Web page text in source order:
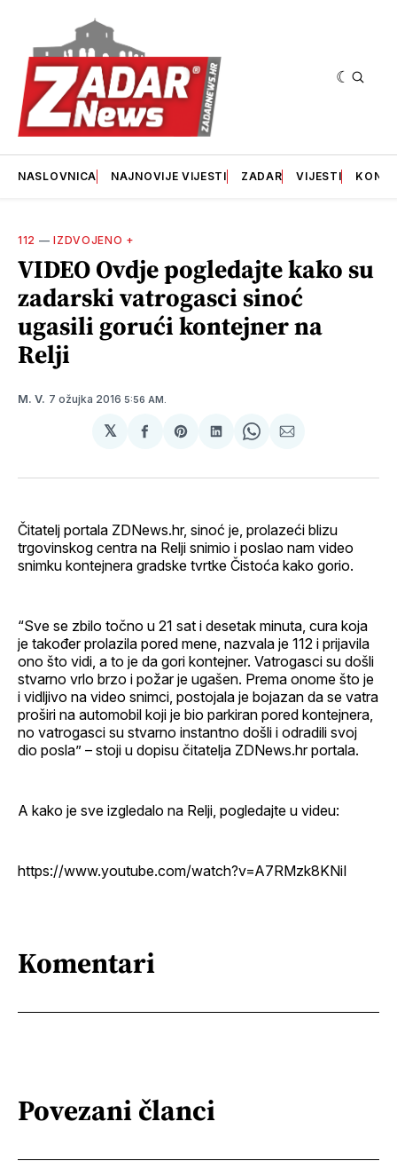
NASLOVNICA NAJNOVIJE VIJESTI ZADAR VIJESTI
112 —IZDVOJENO +
VIDEO Ovdje pogledajte kako su
zadarski vatrogasci sinoć
ugasili gorući kontejner na
Relji
M. V. 7 ožujka 2016 5:56 AM.
𝕏
podijeliSharepodijeliSharepodijeli
Čitatelj portala ZDNews.hr, sinoć je, prolazeći blizu
trgovinskog centra na Relji snimio i poslao nam video
snimku kontejnera gradske tvrtke Čistoća kako gorio.
“Sve se zbilo točno u 21 sat i desetak minuta, cura koja
je također prolazila pored mene, nazvala je 112 i prijavila
ono što vidi, a to je da gori kontejner. Vatrogasci su došli
stvarno vrlo brzo i požar je ugašen. Prema onome što je
i vidljivo na video snimci, postojala je bojazan da se vatra
proširi na automobil koji je bio parkiran pored kontejnera,
no vatrogasci su stvarno instantno došli i odradili svoj
dio posla” – stoji u dopisu čitatelja ZDNews.hr portala.
A kako je sve izgledalo na Relji, pogledajte u videu:
https://www.youtube.com/watch?v=A7RMzk8KNiI
Komentari
Povezani članci